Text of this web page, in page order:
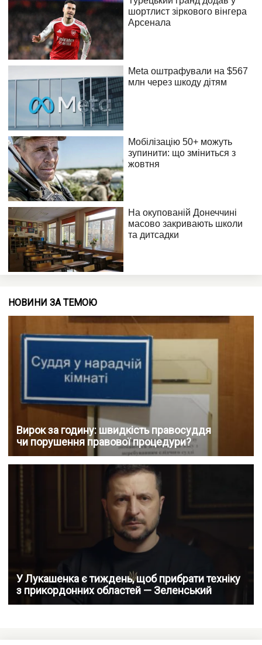
НОВИНИ ЗА ТЕМОЮ
Вирок за годину: швидкість правосуддя
чи порушення правової процедури?
У Лукашенка є тиждень, щоб прибрати техніку
з прикордонних областей — Зеленський